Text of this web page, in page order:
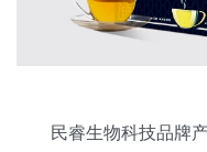
民睿生物科技品牌